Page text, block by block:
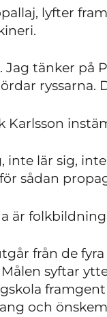
lyfter
Jag tänker på
ryssarna.
Karlsson
lär sig,
sådan
är
från de
syftar
och